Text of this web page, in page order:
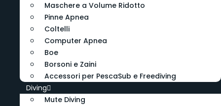
Maschere a Volume Ridotto
Pinne Apnea
Coltelli
Computer Apnea
Boe
Borsoni e Zaini
Accessori per PescaSub e Freediving
Diving
Mute Diving